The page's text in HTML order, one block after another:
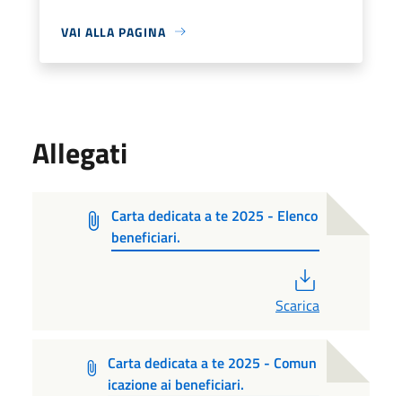
VAI ALLA PAGINA
Allegati
Carta dedicata a te 2025 - Elenco
beneficiari.
Scarica
Carta dedicata a te 2025 - Comun
icazione ai beneficiari.